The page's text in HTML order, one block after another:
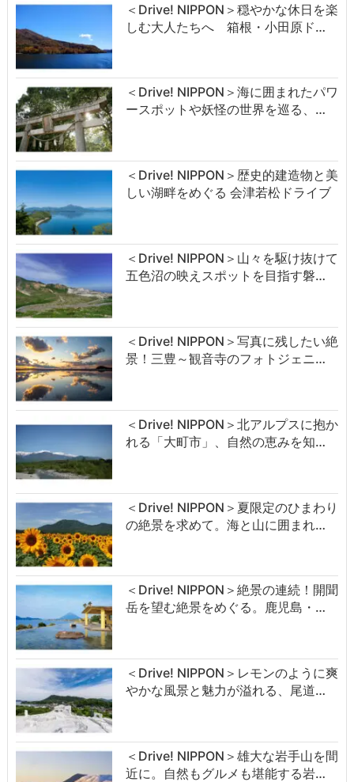
＜Drive! NIPPON＞穏やかな休日を楽
しむ大人たちへ 箱根・小田原ド…
＜Drive! NIPPON＞海に囲まれたパワ
ースポットや妖怪の世界を巡る、…
＜Drive! NIPPON＞歴史的建造物と美
しい湖畔をめぐる 会津若松ドライブ
＜Drive! NIPPON＞山々を駆け抜けて
五色沼の映えスポットを目指す磐…
＜Drive! NIPPON＞写真に残したい絶
景！三豊～観音寺のフォトジェニ…
＜Drive! NIPPON＞北アルプスに抱か
れる「大町市」、自然の恵みを知…
＜Drive! NIPPON＞夏限定のひまわり
の絶景を求めて。海と山に囲まれ…
＜Drive! NIPPON＞絶景の連続！開聞
岳を望む絶景をめぐる。鹿児島・…
＜Drive! NIPPON＞レモンのように爽
やかな風景と魅力が溢れる、尾道…
＜Drive! NIPPON＞雄大な岩手山を間
近に。自然もグルメも堪能する岩…